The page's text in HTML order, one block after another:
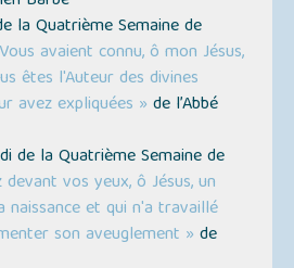
la Quatrième Semaine de
avaient connu, ô mon Jésus,
êtes l'Auteur des divines
avez expliquées » de l’Abbé
de la Quatrième Semaine de
vos yeux, ô Jésus, un
naissance et qui n'a travaillé
son aveuglement » de